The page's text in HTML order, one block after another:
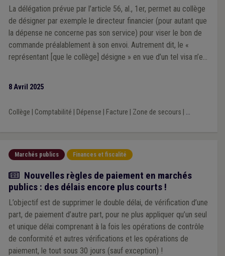
La délégation prévue par l’article 56, al., 1er, permet au collège
de désigner par exemple le directeur financier (pour autant que
la dépense ne concerne pas son service) pour viser le bon de
commande préalablement à son envoi. Autrement dit, le «
représentant [que le collège] désigne » en vue d’un tel visa n’est
8 Avril 2025
Collège Comptabilité Dépense Facture Zone de secours ...
Marchés publics Finances et fiscalité
Actualité
Nouvelles règles de paiement en marchés
publics : des délais encore plus courts !
L’objectif est de supprimer le double délai, de vérification d’une
part, de paiement d’autre part, pour ne plus appliquer qu’un seul
et unique délai comprenant à la fois les opérations de contrôle
de conformité et autres vérifications et les opérations de
paiement, le tout sous 30 jours (sauf exception) !